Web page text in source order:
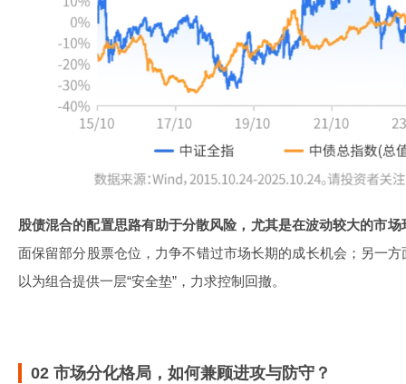
股债混合的配置思路有助于分散风险，尤其是在波动较大的市场
面保留部分股票仓位，力争不错过市场长期的成长机会；另一
以为组合提供一层“安全垫”，力求控制回撤。
02 市场分化格局，如何兼顾进攻与防守？